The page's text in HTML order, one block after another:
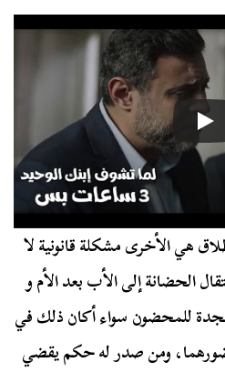
هي الأخرى مشكلة قانونية لا
الحضانة إلى الأب بعد الأم و
للمحضون سواء أكان ذلك في
ومن صدر له حكم يقضي